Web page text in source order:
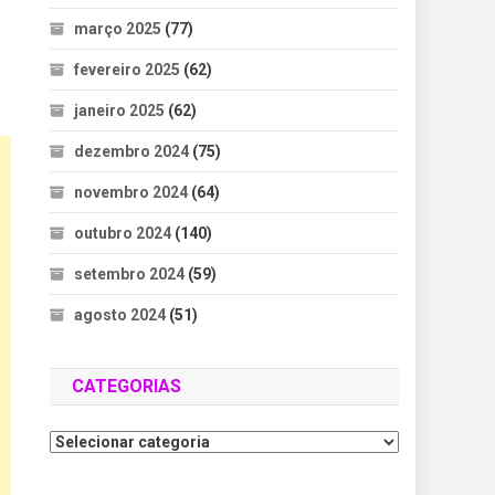
março 2025 (77)
fevereiro 2025 (62)
janeiro 2025 (62)
dezembro 2024 (75)
novembro 2024 (64)
outubro 2024 (140)
setembro 2024 (59)
agosto 2024 (51)
CATEGORIAS